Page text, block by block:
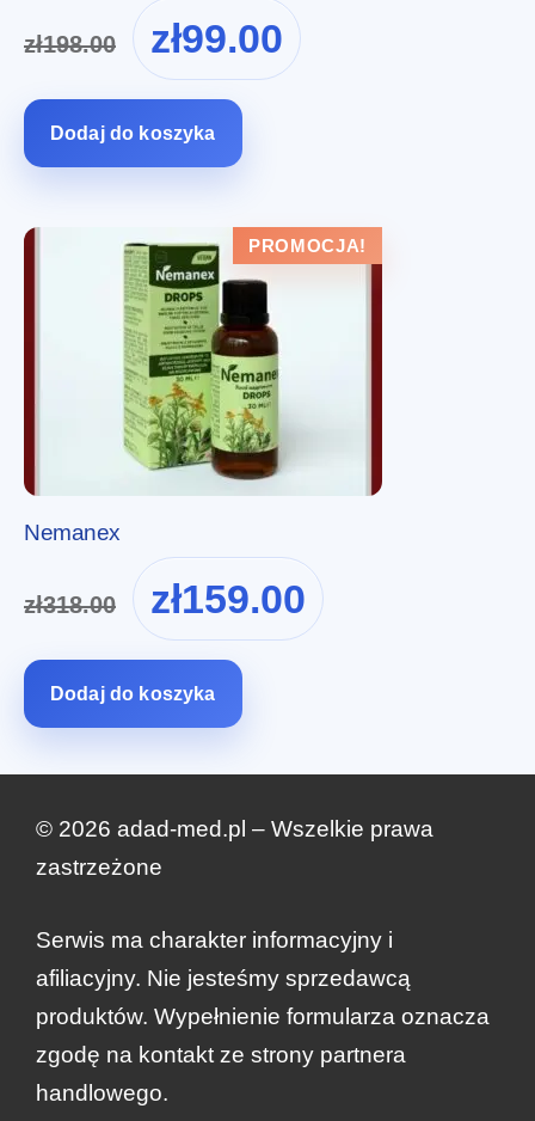
zł198.00
Pierwotna
cena
wynosiła:
zł99.00
cena
Dodaj do koszyka
PROMOCJA!
Nemanex
zł318.00
Pierwotna
cena
wynosiła:
zł159.00
cena
Dodaj do koszyka
© 2026 adad-med.pl – Wszelkie prawa
zastrzeżone
Serwis ma charakter informacyjny i
afiliacyjny. Nie jesteśmy sprzedawcą
produktów. Wypełnienie formularza oznacza
zgodę na kontakt ze strony partnera
handlowego.